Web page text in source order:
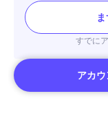
すでに
アカ